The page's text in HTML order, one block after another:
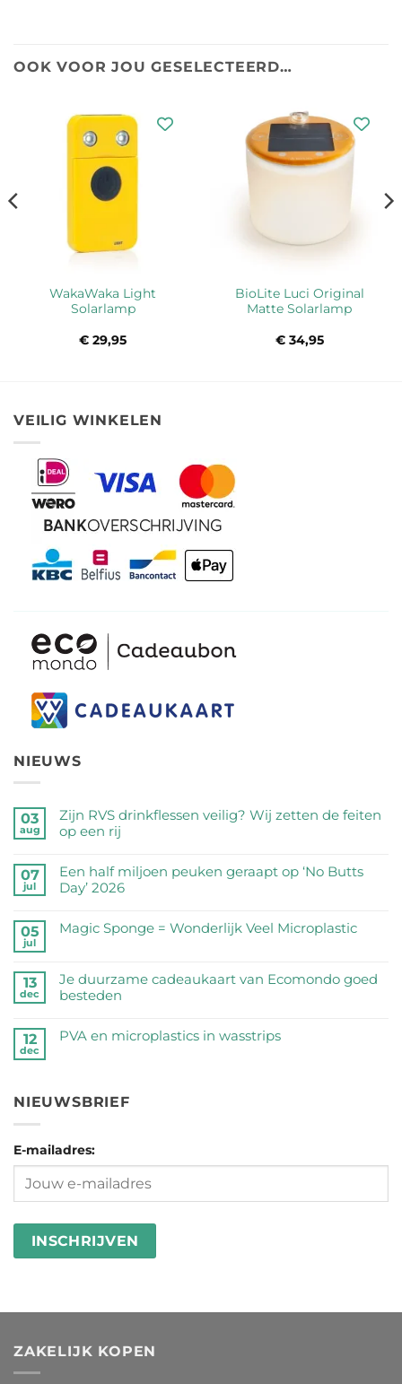
OOK VOOR JOU GESELECTEERD…
WakaWaka Light
Solarlamp
€ 29,95
BioLite Luci Original
Matte Solarlamp
€34,95
VEILIG WINKELEN
NIEUWS
03
aug
Zijn RVS drinkflessen veilig? Wij zetten de feiten
op een rij
reacties
op
Zijn
drinkflessen
zetten
de
op
een
07
jul
Een half miljoen peuken geraapt op ‘No Butts
Day’ 2026
reacties
half
miljoen
peuken
op
2026
05
jul
Magic Sponge = Wonderlijk Veel Microplastic
op
Magic
=
Wonderlijk
13
dec
Je duurzame cadeaukaart van Ecomondo goed
besteden
reacties
cadeaukaart
van
goed
besteden
12
dec
PVA en microplastics in wasstrips
PVA
in
wasstrips
NIEUWSBRIEF
E-mailadres:
ZAKELIJK KOPEN